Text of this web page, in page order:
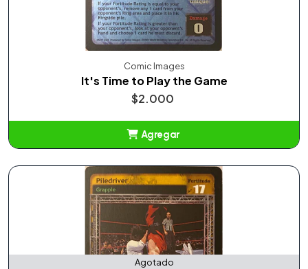
Comic Images
It's Time to Play the Game
$2.000
Agregar
Agotado